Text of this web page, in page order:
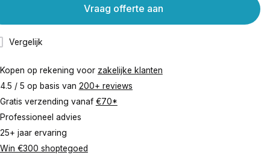
Vergelijk
Vraag offerte aan
Kopen op rekening voor zakelijke klanten
4.5 / 5 op basis van 200+ reviews
Gratis verzending vanaf €70*
Professioneel advies
25+ jaar ervaring
Win €300 shoptegoed